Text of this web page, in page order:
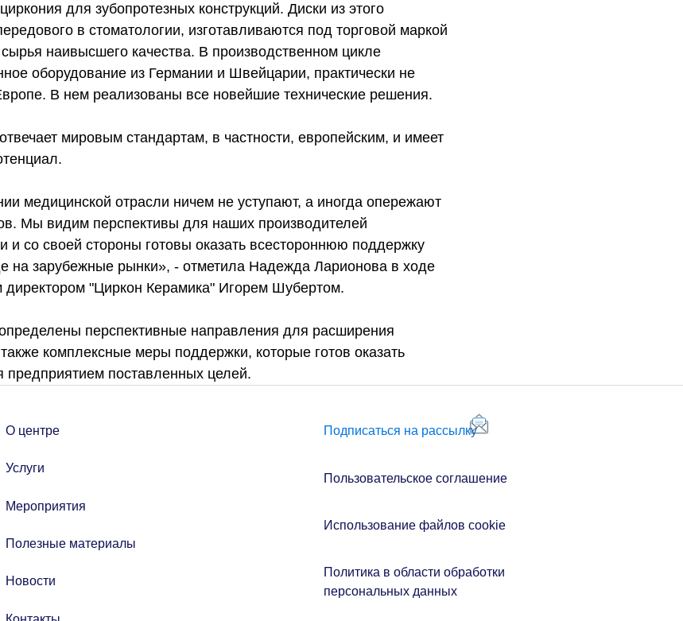
для зубопротезных конструкций. Диски из этого
в стоматологии, изготавливаются под торговой маркой
наивысшего качества. В производственном цикле
оборудование из Германии и Швейцарии, практически не
В нем реализованы все новейшие технические решения.
мировым стандартам, в частности, европейским, и имеет
медицинской отрасли ничем не уступают, а иногда опережают
Мы видим перспективы для наших производителей
и со своей стороны готовы оказать всестороннюю поддержку
на зарубежные рынки», - отметила Надежда Ларионова в ходе
директором "Циркон Керамика" Игорем Шубертом.
перспективные направления для расширения
комплексные меры поддержки, которые готов оказать
предприятием поставленных целей.
О центре
Услуги
Мероприятия
Полезные материалы
Новости
Подписаться на рассылку
Пользовательское соглашение
Использование файлов cookie
Политика в области обработки
персональных данных